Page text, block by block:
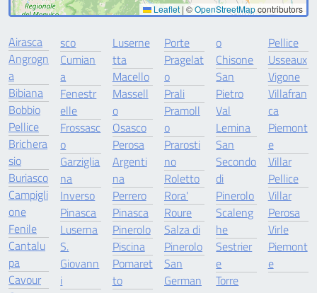
Leaflet | ©OpenStreetMapcontributors
Airasca
Angrogn
a
Bibiana
Bobbio
Pellice
Brichera
sio
Buriasco
Campigli
one
Fenile
Cantalu
pa
Cavour
sco
Cumian
a
Fenestr
elle
Frossasc
o
Garziglia
na
Inverso
Pinasca
Luserna
S.
Giovann
i
Luserne
tta
Macello
Massell
o
Osasco
Perosa
Argenti
na
Perrero
Pinasca
Pinerolo
Piscina
Pomaret
to
Porte
Pragelat
o
Prali
Pramoll
o
Prarosti
no
Roletto
Rora'
Roure
Salza di
Pinerolo
San
German
o
Chisone
San
Pietro
Val
Lemina
San
Secondo
di
Pinerolo
Scaleng
he
Sestrier
e
Torre
Pellice
Usseaux
Vigone
Villafran
ca
Piemont
e
Villar
Pellice
Villar
Perosa
Virle
Piemont
e